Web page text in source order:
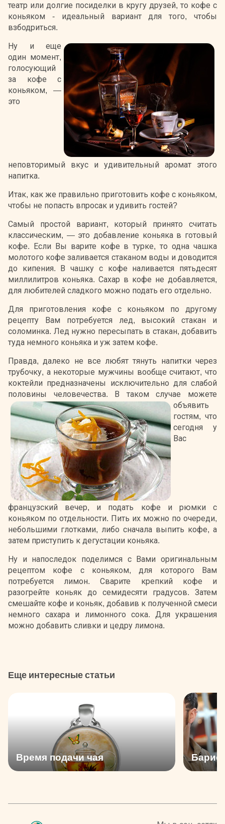
театр или долгие посиделки в кругу друзей, то кофе с
коньяком - идеальный вариант для того, чтобы
взбодриться.
Ну и еще
один момент,
голосующий
за кофе с
коньяком, —
это
неповторимый вкус и удивительный аромат этого
напитка.
Итак, как же правильно приготовить кофе с коньяком,
чтобы не попасть впросак и удивить гостей?
Самый простой вариант, который принято считать
классическим, — это добавление коньяка в готовый
кофе. Если Вы варите кофе в турке, то одна чашка
молотого кофе заливается стаканом воды и доводится
до кипения. В чашку с кофе наливается пятьдесят
миллилитров коньяка. Сахар в кофе не добавляется,
для любителей сладкого можно подать его отдельно.
Для приготовления кофе с коньяком по другому
рецепту Вам потребуется лед, высокий стакан и
соломинка. Лед нужно пересыпать в стакан, добавить
туда немного коньяка и уж затем кофе.
Правда, далеко не все любят тянуть напитки через
трубочку, а некоторые мужчины вообще считают, что
коктейли предназначены исключительно для слабой
половины человечества. В таком случае можете
объявить
гостям, что
сегодня у
Вас
французский вечер, и подать кофе и рюмки с
коньяком по отдельности. Пить их можно по очереди,
небольшими глотками, либо сначала выпить кофе, а
затем приступить к дегустации коньяка.
Ну и напоследок поделимся с Вами оригинальным
рецептом кофе с коньяком, для которого Вам
потребуется лимон. Сварите крепкий кофе и
разогрейте коньяк до семидесяти градусов. Затем
смешайте кофе и коньяк, добавив к полученной смеси
немного сахара и лимонного сока. Для украшения
можно добавить сливки и цедру лимона.
Еще интересные статьи
Время подачи чая